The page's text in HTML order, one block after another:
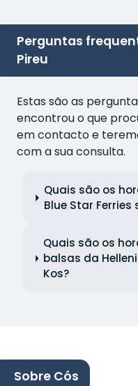
Perguntas
Pireu
Estas são as
encontrou o que
em contacto e
com a sua consulta.
Quais são os
Blue Star Ferries
Quais são os
balsas da
Kos?
Sobre Cós